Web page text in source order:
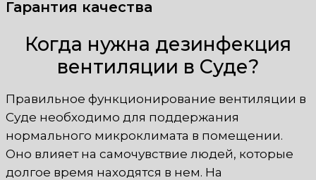
Гарантия качества
Когда нужна дезинфекция
вентиляции в Суде?
Правильное функционирование вентиляции в
Суде необходимо для поддержания
нормального микроклимата в помещении.
Оно влияет на самочувствие людей, которые
долгое время находятся в нем. На